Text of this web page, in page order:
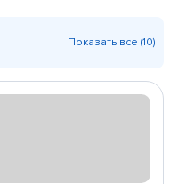
Показать все (10)